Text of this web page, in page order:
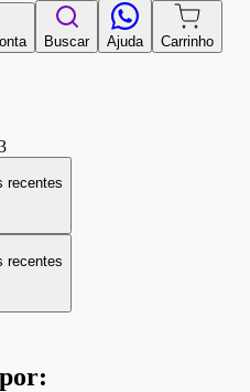
Buscar Ajuda Carrinho
recentes
recentes